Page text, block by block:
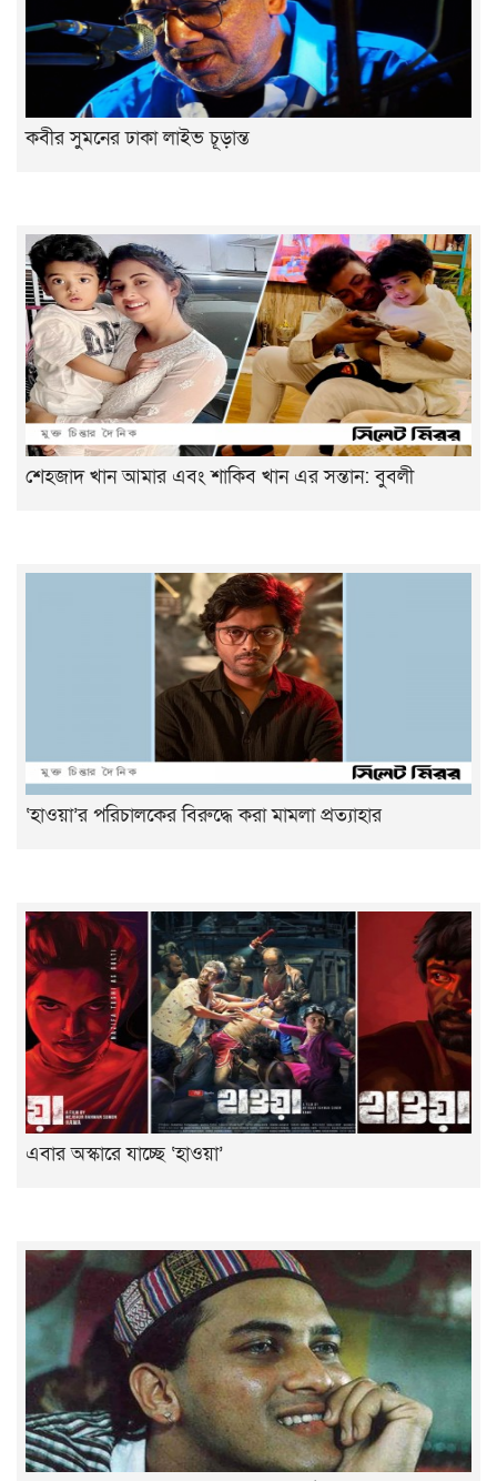
কবীর সুমনের ঢাকা লাইভ চূড়ান্ত
শেহজাদ খান আমার এবং শাকিব খান এর সন্তান: বুবলী
‘হাওয়া’র পরিচালকের বিরুদ্ধে করা মামলা প্রত্যাহার
এবার অস্কারে যাচ্ছে ‘হাওয়া’